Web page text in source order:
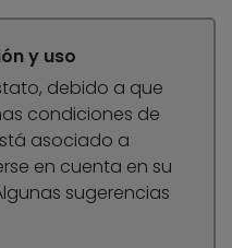
y uso
debido a que
condiciones de
asociado a
en cuenta en su
sugerencias